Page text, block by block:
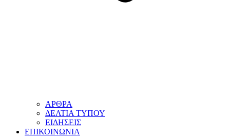
ΑΡΘΡΑ
ΔΕΛΤΙΑ ΤΥΠΟΥ
ΕΙΔΗΣΕΙΣ
ΕΠΙΚΟΙΝΩΝΙΑ